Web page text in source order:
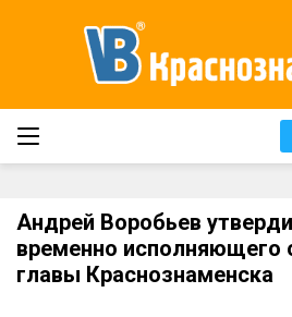
Андрей Воробьев
временно исполняющего
главы Краснознаменска